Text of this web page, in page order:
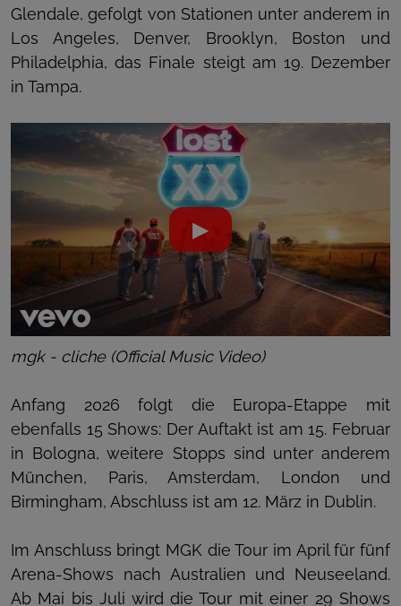
Glendale, gefolgt von Stationen unter anderem in
Los Angeles, Denver, Brooklyn, Boston und
Philadelphia, das Finale steigt am 19. Dezember
in Tampa.
▶
mgk - cliche (Official Music Video)
Anfang 2026 folgt die Europa-Etappe mit
ebenfalls 15 Shows: Der Auftakt ist am 15. Februar
in Bologna, weitere Stopps sind unter anderem
München, Paris, Amsterdam, London und
Birmingham, Abschluss ist am 12. März in Dublin.
Im Anschluss bringt MGK die Tour im April für fünf
Arena-Shows nach Australien und Neuseeland.
Ab Mai bis Juli wird die Tour mit einer 29 Shows